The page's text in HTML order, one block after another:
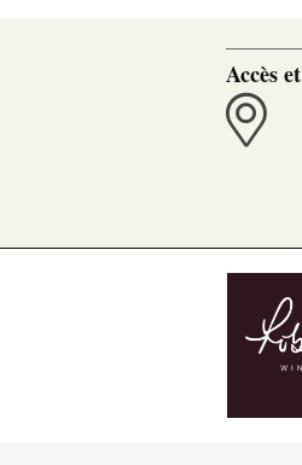
Accès